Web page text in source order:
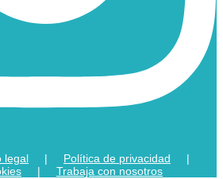
legal | Política de privacidad |
| Trabaja con nosotros